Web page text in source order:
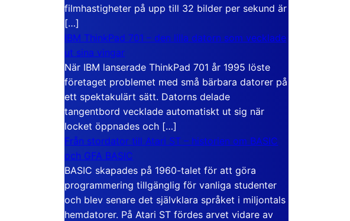
filmhastigheter på upp till 32 bilder per sekund är
[…]
IBM ThinkPad 701 – den lilla datorn som vecklade
ut sina vingar
När IBM lanserade ThinkPad 701 år 1995 löste
företaget problemet med små bärbara datorer på
ett spektakulärt sätt. Datorns delade
tangentbord vecklade automatiskt ut sig när
locket öppnades och […]
Från stordator till Atari ST – historien om BASIC
och GFA BASIC
BASIC skapades på 1960-talet för att göra
programmering tillgänglig för vanliga studenter
och blev senare det självklara språket i miljontals
hemdatorer. På Atari ST fördes arvet vidare av